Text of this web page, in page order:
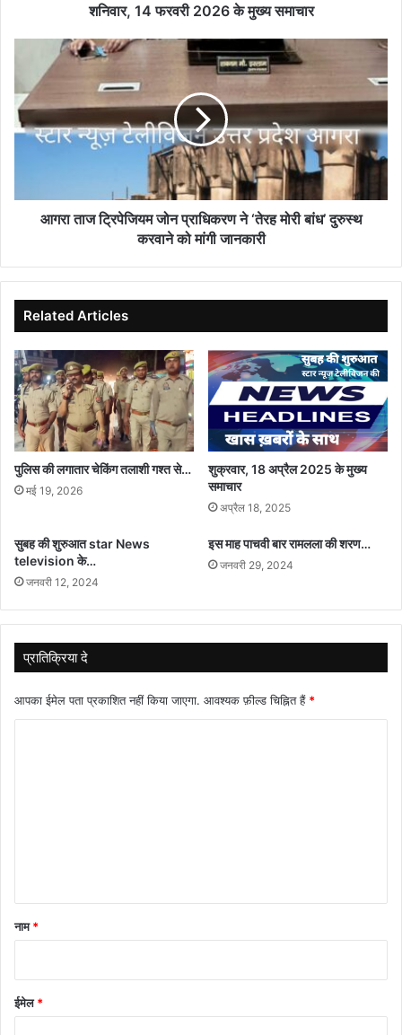
शनिवार, 14 फरवरी 2026 के मुख्य समाचार
ट्रिपेजियम
जोन
प्राधिकरण
बांध’
आगरा ताज ट्रिपेजियम जोन प्राधिकरण ने ‘तेरह मोरी बांध’ दुरुस्थ
करवाने को मांगी जानकारी
Related Articles
पुलिस की लगातार चेकिंग तलाशी गश्त से…
मई 19, 2026
शुक्रवार, 18 अप्रैल 2025 के मुख्य
समाचार
अप्रैल 18, 2025
सुबह की शुरुआत star News
television के…
जनवरी 12, 2024
इस माह पाचवी बार रामलला की शरण…
जनवरी 29, 2024
प्रातिक्रिया दे
आपका ईमेल पता प्रकाशित नहीं किया जाएगा. आवश्यक फ़ील्ड चिह्नित हैं *
नाम*
ईमेल*